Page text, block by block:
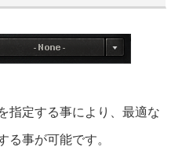
指定する事により、最適な
る事が可能です。